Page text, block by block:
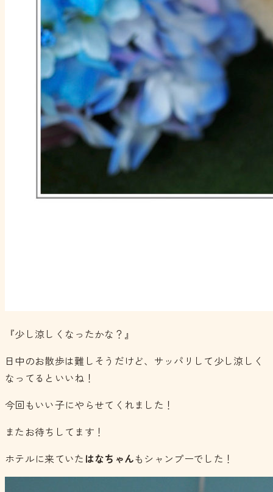
『少し涼しくなったかな？』
日中のお散歩は難しそうだけど、サッパリして少し涼しく
なってるといいね！
今回もいい子にやらせてくれました！
またお待ちしてます！
ホテルに来ていた はなちゃんもシャンプーでした！